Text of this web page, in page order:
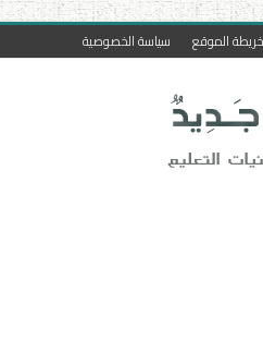
خريطة الموقع سياسة الخصوصية